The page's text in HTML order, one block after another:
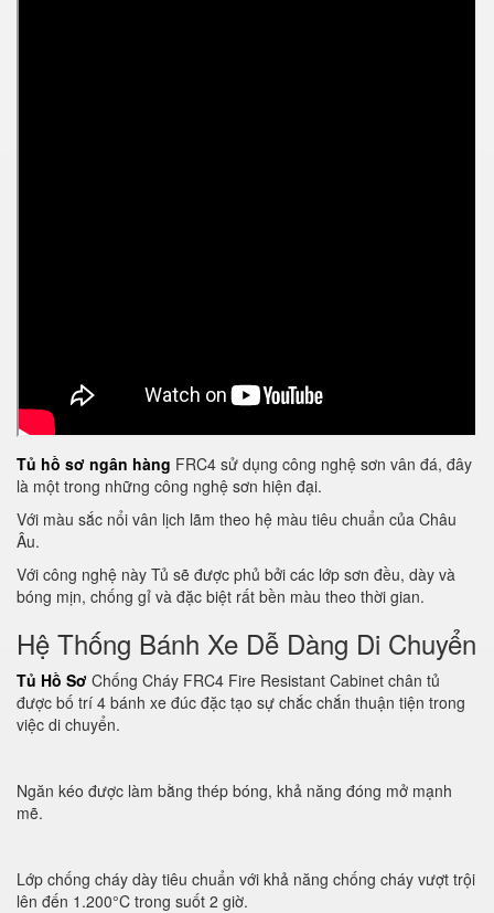
Tủ hồ sơ ngân hàng FRC4 sử dụng công nghệ sơn vân đá, đây
là một trong những công nghệ sơn hiện đại.
Với màu sắc nổi vân lịch lãm theo hệ màu tiêu chuẩn của Châu
Âu.
Với công nghệ này Tủ sẽ được phủ bởi các lớp sơn đều, dày và
bóng mịn, chống gỉ và đặc biệt rất bền màu theo thời gian.
Hệ Thống Bánh Xe Dễ Dàng Di Chuyển
Tủ Hồ Sơ Chống Cháy FRC4 Fire Resistant Cabinet chân tủ
được bố trí 4 bánh xe đúc đặc tạo sự chắc chắn thuận tiện trong
việc di chuyển.
Ngăn kéo được làm bằng thép bóng, khả năng đóng mở mạnh
mẽ.
Lớp chống cháy dày tiêu chuẩn với khả năng chống cháy vượt trội
lên đến 1.200°C trong suốt 2 giờ.